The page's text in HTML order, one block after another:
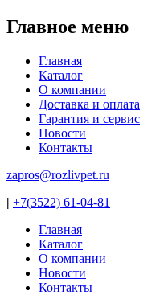
Главное меню
Главная
Каталог
О компании
Доставка и оплата
Гарантия и сервис
Новости
Контакты
zapros@rozlivpet.ru
| +7(3522) 61-04-81
Главная
Каталог
О компании
Новости
Контакты